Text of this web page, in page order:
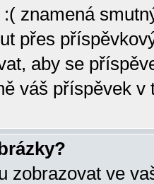
znamená
přes
aby se
váš příspěvek v
zobrazovat ve